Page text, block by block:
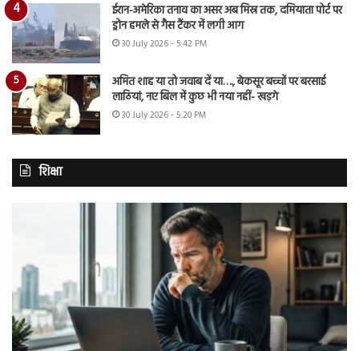
ईरान-अमेरिका तनाव का असर अब मिस्र तक, दमियाता पोर्ट पर
ड्रोन हमले से गैस टैंकर में लगी आग
30 July 2026 - 5:42 PM
अमित शाह या तो जवाब दें या…., बेकसूर बच्चों पर बरसाई
लाठियां, नए बिल में कुछ भी नया नहीं- खड़गे
30 July 2026 - 5:20 PM
शिक्षा